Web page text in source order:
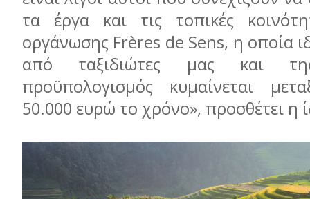
τα έργα και τις τοπικές
οργάνωσης Frères de Sens, η οποία
από ταξιδιώτες μας και
προϋπολογισμός κυμαίνεται
50.000 ευρώ το χρόνο», προσθέτει η